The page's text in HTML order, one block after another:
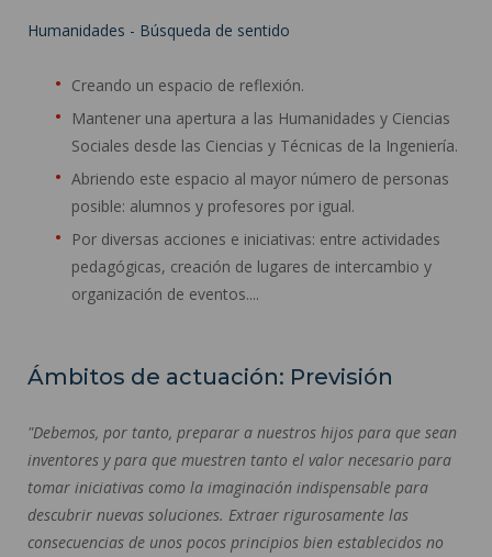
Humanidades - Búsqueda de sentido
Creando un espacio de reflexión.
Mantener una apertura a las Humanidades y Ciencias
Sociales desde las Ciencias y Técnicas de la Ingeniería.
Abriendo este espacio al mayor número de personas
posible: alumnos y profesores por igual.
Por diversas acciones e iniciativas: entre actividades
pedagógicas, creación de lugares de intercambio y
organización de eventos....
Ámbitos de actuación: Previsión
"Debemos, por tanto, preparar a nuestros hijos para que sean
inventores y para que muestren tanto el valor necesario para
tomar iniciativas como la imaginación indispensable para
descubrir nuevas soluciones. Extraer rigurosamente las
consecuencias de unos pocos principios bien establecidos no